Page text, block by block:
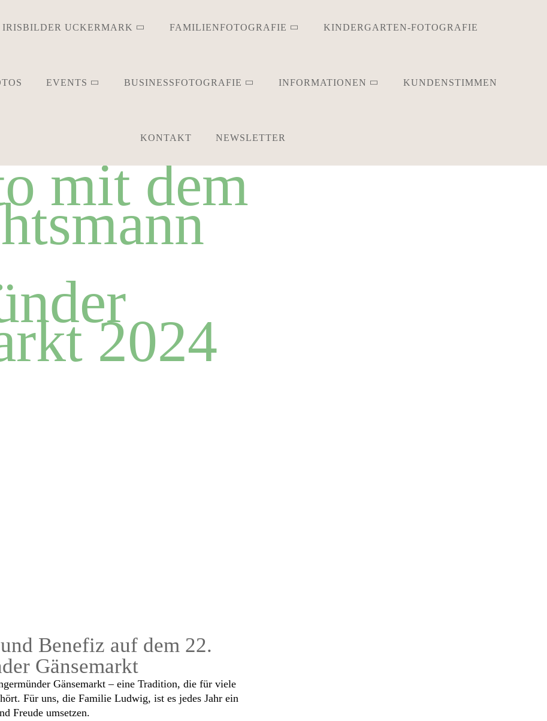
IRISBILDER UCKERMARK FAMILIENFOTOGRAFIE KINDERGARTEN-FOTOGRAFIE
EVENTS BUSINESSFOTOGRAFIE INFORMATIONEN KUNDENSTIMMEN
KONTAKT NEWSLETTER
mit dem
2024
Benefiz auf dem 22.
Gänsemarkt
Gänsemarkt – eine Tradition, die für viele
Für uns, die Familie Ludwig, ist es jedes Jahr ein
Freude umsetzen.